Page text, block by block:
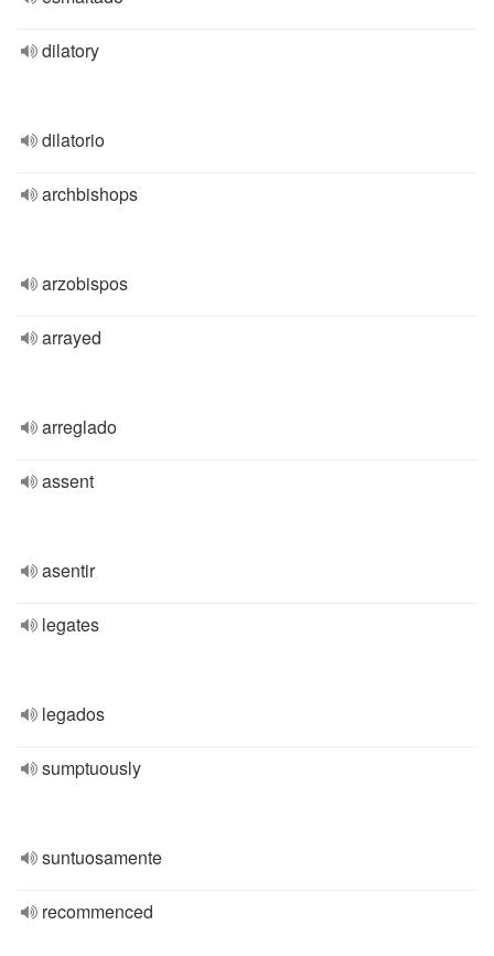
dilatory
dilatorio
archbishops
arzobispos
arrayed
arreglado
assent
asentir
legates
legados
sumptuously
suntuosamente
recommenced